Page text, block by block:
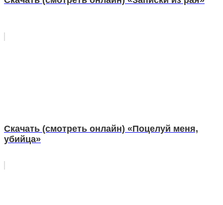
Скачать (смотреть онлайн) «Поцелуй меня,
убийца»